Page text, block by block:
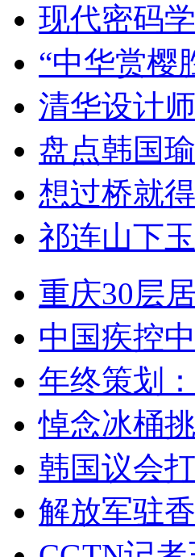
现代密码
“中华赏樱
清华设计
盘点韩国
想过桥就
祁连山下
重庆30层
中国疾控
年终策划
悼念冰桶
韩国议会
解放军驻